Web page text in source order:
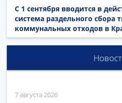
С 1 сентября вводится в
система раздельного сбора
коммунальных отходов в
7 августа 2026